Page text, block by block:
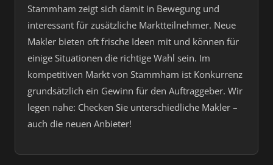
Stammham zeigt sich damit in Bewegung und
interessant für zusätzliche Marktteilnehmer. Neue
Makler bieten oft frische Ideen mit und können für
einige Situationen die richtige Wahl sein. Im
kompetitiven Markt von Stammham ist Konkurrenz
grundsätzlich ein Gewinn für den Auftraggeber. Wir
legen nahe: Checken Sie unterschiedliche Makler –
auch die neuen Anbieter!